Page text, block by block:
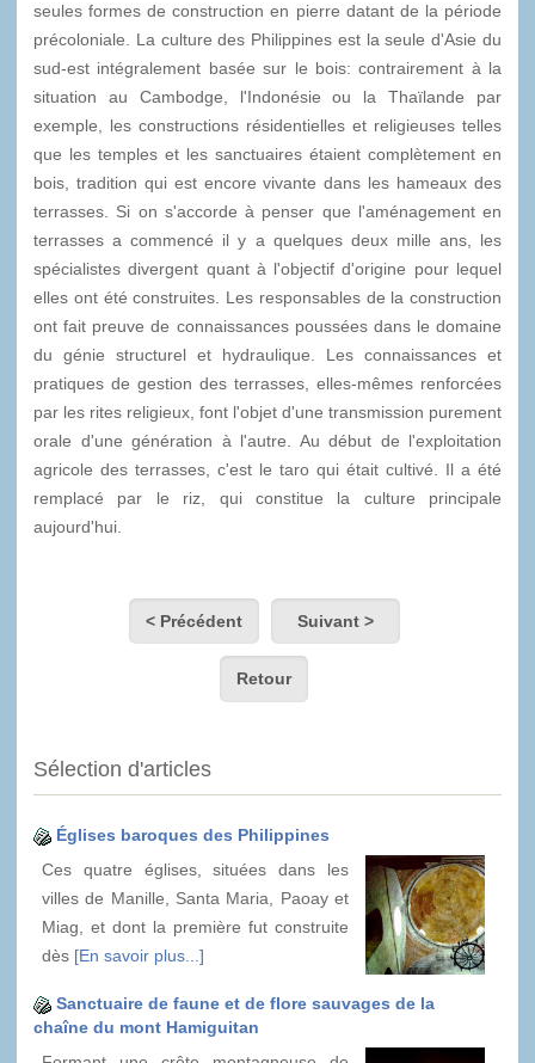
seules formes de construction en pierre datant de la période
précoloniale. La culture des Philippines est la seule d'Asie du
sud-est intégralement basée sur le bois: contrairement à la
situation au Cambodge, l'Indonésie ou la Thaïlande par
exemple, les constructions résidentielles et religieuses telles
que les temples et les sanctuaires étaient complètement en
bois, tradition qui est encore vivante dans les hameaux des
terrasses. Si on s'accorde à penser que l'aménagement en
terrasses a commencé il y a quelques deux mille ans, les
spécialistes divergent quant à l'objectif d'origine pour lequel
elles ont été construites. Les responsables de la construction
ont fait preuve de connaissances poussées dans le domaine
du génie structurel et hydraulique. Les connaissances et
pratiques de gestion des terrasses, elles-mêmes renforcées
par les rites religieux, font l'objet d'une transmission purement
orale d'une génération à l'autre. Au début de l'exploitation
agricole des terrasses, c'est le taro qui était cultivé. Il a été
remplacé par le riz, qui constitue la culture principale
aujourd'hui.
< Précédent Suivant >
Retour
Sélection d'articles
Églises baroques des Philippines
Ces quatre églises, situées dans les
villes de Manille, Santa Maria, Paoay et
Miag, et dont la première fut construite
dès [En savoir plus...]
Sanctuaire de faune et de flore sauvages de la
chaîne du mont Hamiguitan